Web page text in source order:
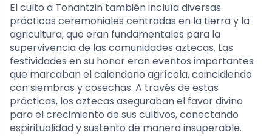
El culto a Tonantzin también incluía diversas
prácticas ceremoniales centradas en la tierra y la
agricultura, que eran fundamentales para la
supervivencia de las comunidades aztecas. Las
festividades en su honor eran eventos importantes
que marcaban el calendario agrícola, coincidiendo
con siembras y cosechas. A través de estas
prácticas, los aztecas aseguraban el favor divino
para el crecimiento de sus cultivos, conectando
espiritualidad y sustento de manera insuperable.